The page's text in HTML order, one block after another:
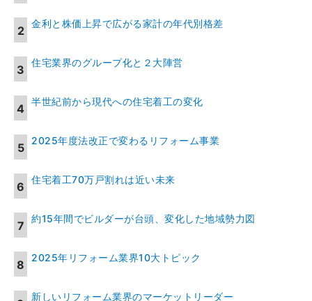
金利と株価上昇で広がる家計の年代別格差
住宅業界のグループ化と２大陣営
半世紀前から現代への住宅着工の変化
2025年度法改正で変わるリフォーム事業
住宅着工70万戸割れは近い未来
約15年間でビルダーが台頭、変化した地域勢力図
2025年リフォーム業界10大トピック
新しいリフォーム業界のマーケットリーダー